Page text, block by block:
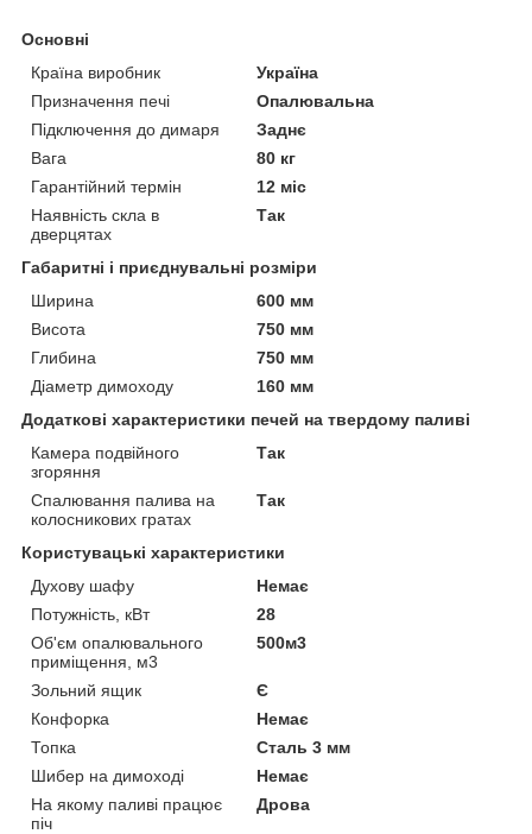
Основні
Країна виробник
Україна
Призначення печі
Опалювальна
Підключення до димаря
Заднє
Вага
80 кг
Гарантійний термін
12 міс
Наявність скла в
дверцятах
Так
Габаритні і приєднувальні розміри
Ширина
600 мм
Висота
750 мм
Глибина
750 мм
Діаметр димоходу
160 мм
Додаткові характеристики печей на твердому паливі
Камера подвійного
згоряння
Так
Спалювання палива на
колосникових гратах
Так
Користувацькі характеристики
Духову шафу
Немає
Потужність, кВт
28
Об'єм опалювального
приміщення, м3
500м3
Зольний ящик
Є
Конфорка
Немає
Топка
Сталь 3 мм
Шибер на димоході
Немає
На якому паливі працює
піч
Дрова